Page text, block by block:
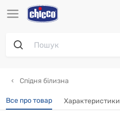
Спідня білизна
Все про товар Характеристики